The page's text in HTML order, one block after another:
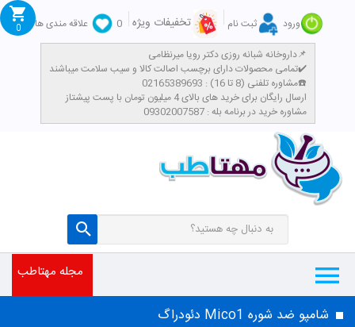
ورود ثبت نام تخفیفات ویژه 0
علاقه مندی ها
داروخانه شبانه روزی دکتر رویا میرنظامی📌
تمامی محصولات دارای برچسب اصالت کالا و سیب سلامت میباشند✔️
مشاوره تلفنی (8 تا 16) : 02165389693☎️
​ارسال رایگان برای خرید های بالای 4 میلیون تومان با پست پیشتاز
مشاوره خرید در برنامه بله : 09302007587
0
مجله مهتاطب
شامپو ضد شوره Mico1 دئودراگ